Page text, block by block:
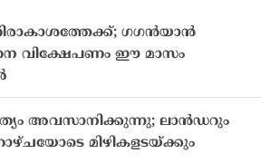
ഗഗൻയാൻ
വിക്ഷേപണം ഈ മാസം
അവസാനിക്കുന്നു; ലാൻഡറും
മിഴികളടയ്ക്കും